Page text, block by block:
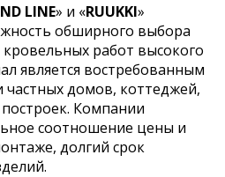
LINE» и «RUUKKI»
обширного выбора
работ высокого
является востребованным
частных домов, коттеджей,
Компании
соотношение цены и
долгий срок